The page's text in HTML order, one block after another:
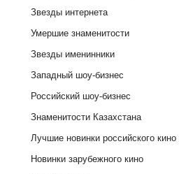
Звезды интернета
Умершие знаменитости
Звезды именинники
Западный шоу-бизнес
Российский шоу-бизнес
Знаменитости Казахстана
Лучшие новинки российского кино
Новинки зарубежного кино